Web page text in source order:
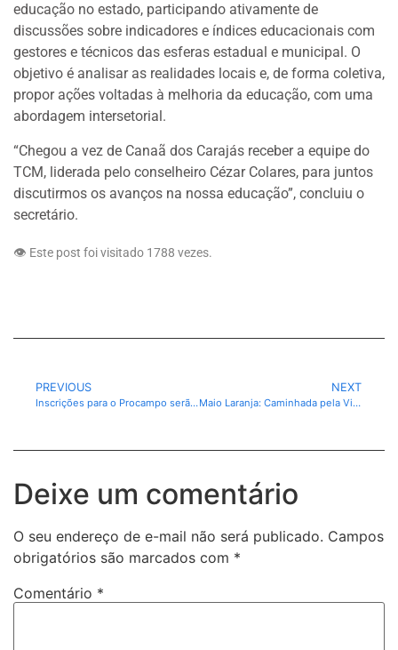
educação no estado, participando ativamente de
discussões sobre indicadores e índices educacionais com
gestores e técnicos das esferas estadual e municipal. O
objetivo é analisar as realidades locais e, de forma coletiva,
propor ações voltadas à melhoria da educação, com uma
abordagem intersetorial.
“Chegou a vez de Canaã dos Carajás receber a equipe do
TCM, liderada pelo conselheiro Cézar Colares, para juntos
discutirmos os avanços na nossa educação”, concluiu o
secretário.
👁️ Este post foi visitado 1788 vezes.
PREVIOUS
Inscrições para o Procampo serão abertas a partir do dia 26 de maio
NEXT
Maio Laranja: Caminhada pela Vida, Respeito e Proteção, em Canaã dos Carajás-PA.
Deixe um comentário
O seu endereço de e-mail não será publicado. Campos
obrigatórios são marcados com *
Comentário *